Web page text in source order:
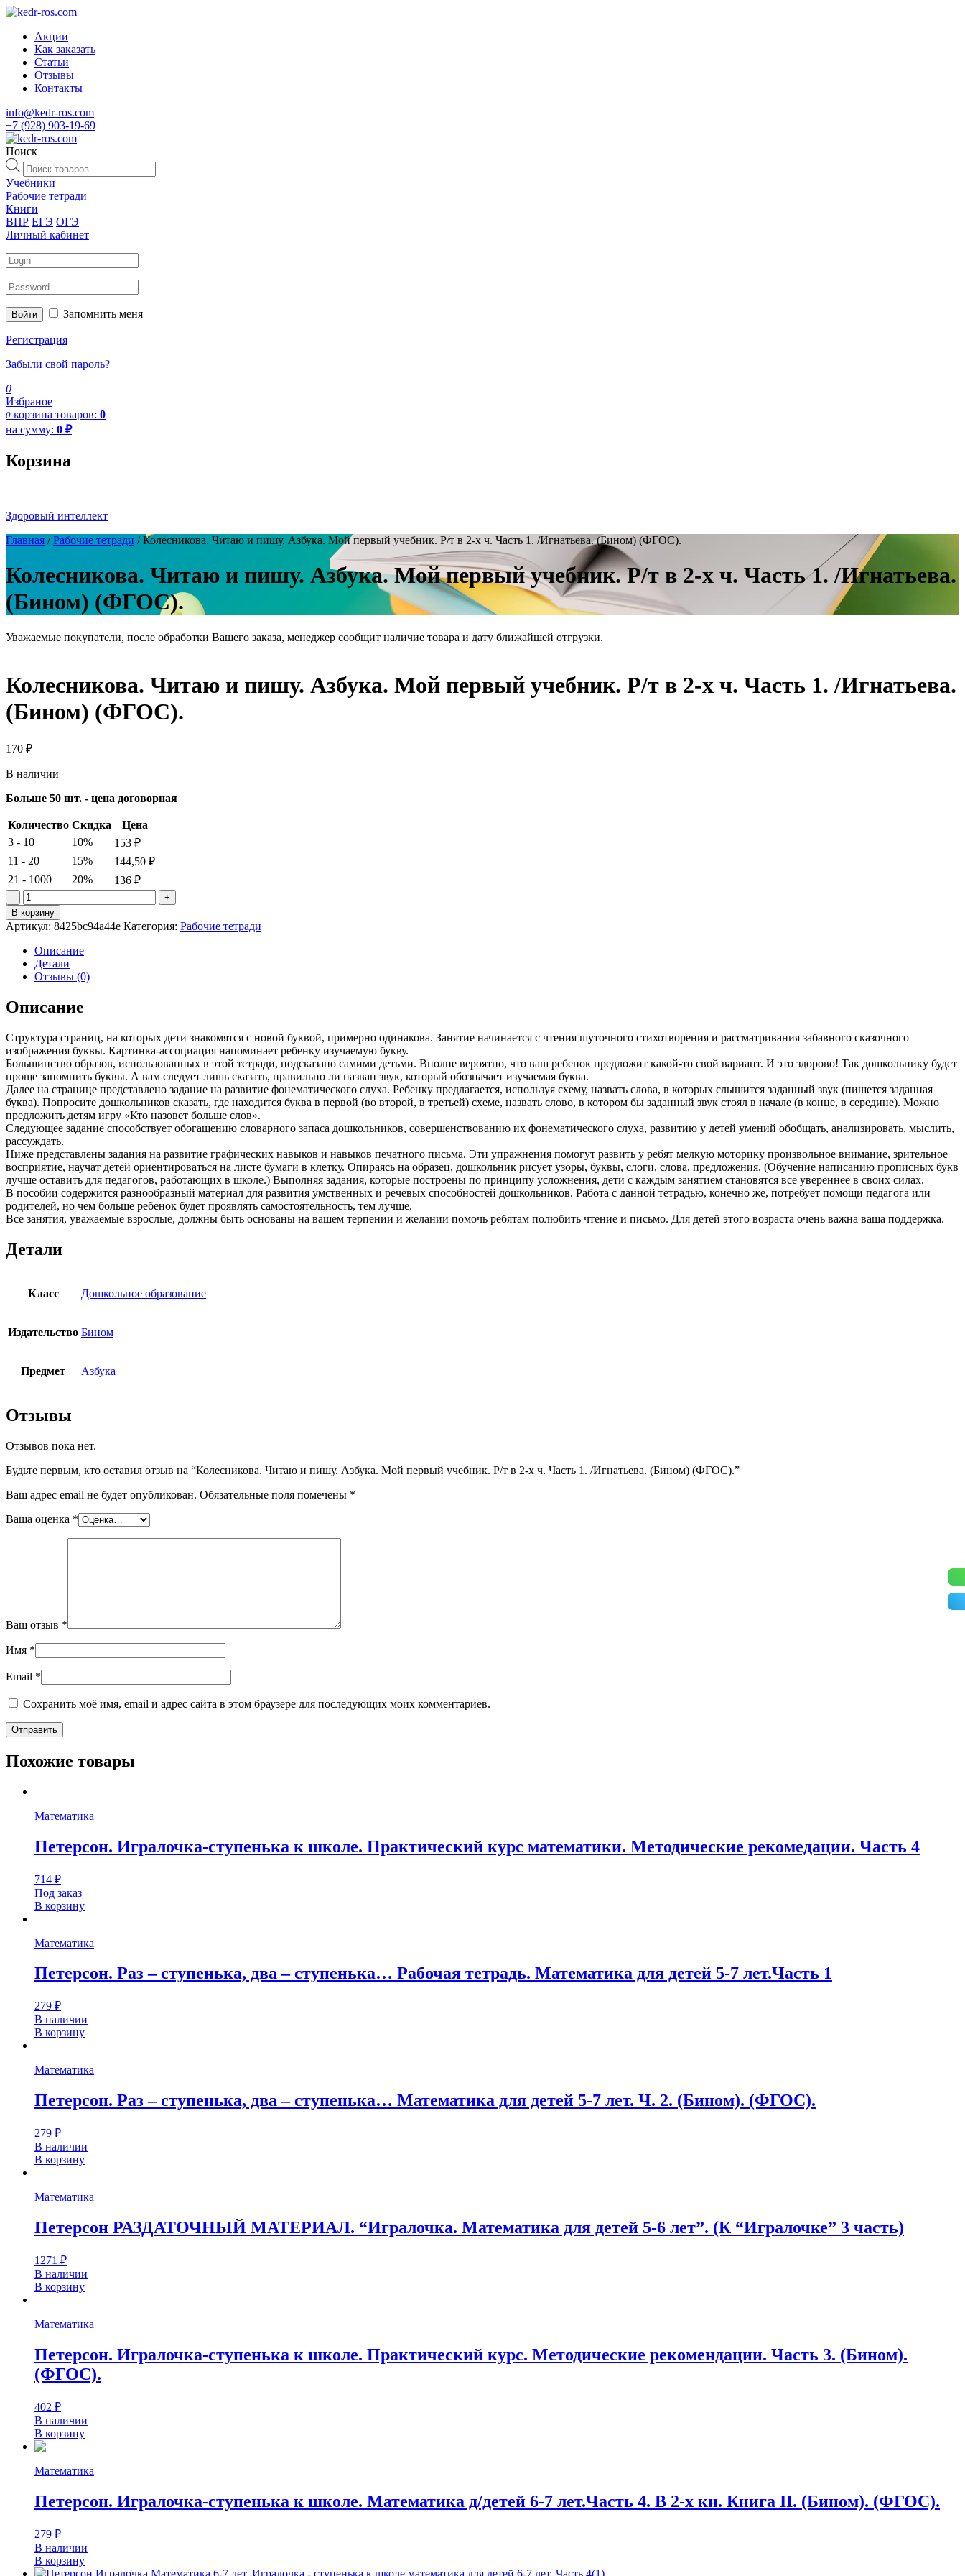
Акции
Как заказать
Статьи
Отзывы
Контакты
info@kedr-ros.com
+7 (928) 903-19-69
Поиск
Поиск
товаров
Учебники
Рабочие тетради
Книги
ВПР ЕГЭ ОГЭ
Личный кабинет
Войти Запомнить меня
Регистрация
Забыли свой пароль?
0
Избраное
0 корзина товаров: 0
на сумму: 0 ₽
Корзина
Здоровый интеллект
Главная /Рабочие тетради / Колесникова. Читаю и пишу. Азбука. Мой первый учебник. Р/т в 2-х ч. Часть 1. /Игнатьева. (Бином) (ФГОС).
Колесникова. Читаю и пишу. Азбука. Мой первый учебник. Р/т в 2-х ч. Часть 1. /Игнатьева.
(Бином) (ФГОС).
Уважаемые покупатели, после обработки Вашего заказа, менеджер сообщит наличие товара и дату ближайшей отгрузки.
Колесникова. Читаю и пишу. Азбука. Мой первый учебник. Р/т в 2-х ч. Часть 1. /Игнатьева.
(Бином) (ФГОС).
170 ₽
В наличии
Больше 50 шт. - цена договорная
Количество Скидка
Цена
3 - 10
10% 153 ₽
11 - 20
15% 144,50 ₽
21 - 1000
20% 136 ₽
Количество
товара
Колесникова.
Читаю
и
пишу.
Азбука.
учебник.
т
в
2-
х
ч.
Часть
1.
/
Игнатьева.
(Бином)
(ФГОС).
В корзину
Артикул: 8425bc94a44e Категория: Рабочие тетради
Описание
Детали
Отзывы (0)
Описание
Структура страниц, на которых дети знакомятся с новой буквой, примерно одинакова. Занятие начинается с чтения шуточного стихотворения и рассматривания забавного сказочного
изображения буквы. Картинка-ассоциация напоминает ребенку изучаемую букву.
Большинство образов, использованных в этой тетради, подсказано самими детьми. Вполне вероятно, что ваш ребенок предложит какой-то свой вариант. И это здорово! Так дошкольнику будет
проще запомнить буквы. А вам следует лишь сказать, правильно ли назван звук, который обозначает изучаемая буква.
Далее на странице представлено задание на развитие фонематического слуха. Ребенку предлагается, используя схему, назвать слова, в которых слышится заданный звук (пишется заданная
буква). Попросите дошкольников сказать, где находится буква в первой (во второй, в третьей) схеме, назвать слово, в котором бы заданный звук стоял в начале (в конце, в середине). Можно
предложить детям игру «Кто назовет больше слов».
Следующее задание способствует обогащению словарного запаса дошкольников, совершенствованию их фонематического слуха, развитию у детей умений обобщать, анализировать, мыслить,
рассуждать.
Ниже представлены задания на развитие графических навыков и навыков печатного письма. Эти упражнения помогут развить у ребят мелкую моторику произвольное внимание, зрительное
восприятие, научат детей ориентироваться на листе бумаги в клетку. Опираясь на образец, дошкольник рисует узоры, буквы, слоги, слова, предложения. (Обучение написанию прописных букв
лучше оставить для педагогов, работающих в школе.) Выполняя задания, которые построены по принципу усложнения, дети с каждым занятием становятся все увереннее в своих силах.
В пособии содержится разнообразный материал для развития умственных и речевых способностей дошкольников. Работа с данной тетрадью, конечно же, потребует помощи педагога или
родителей, но чем больше ребенок будет проявлять самостоятельность, тем лучше.
Все занятия, уважаемые взрослые, должны быть основаны на вашем терпении и желании помочь ребятам полюбить чтение и письмо. Для детей этого возраста очень важна ваша поддержка.
Детали
Класс Дошкольное образование
Издательство Бином
Предмет Азбука
Отзывы
Отзывов пока нет.
Будьте первым, кто оставил отзыв на “Колесникова. Читаю и пишу. Азбука. Мой первый учебник. Р/т в 2-х ч. Часть 1. /Игнатьева. (Бином) (ФГОС).”
Ваш адрес email не будет опубликован. Обязательные поля помечены *
Ваша оценка *
Ваш отзыв *
Имя *
Email *
Сохранить моё имя, email и адрес сайта в этом браузере для последующих моих комментариев.
Похожие товары
Математика
Петерсон. Игралочка-ступенька к школе. Практический курс математики. Методические рекомедации. Часть 4
714 ₽
Под заказ
В корзину
Математика
Петерсон. Раз – ступенька, два – ступенька… Рабочая тетрадь. Математика для детей 5-7 лет.Часть 1
279 ₽
В наличии
В корзину
Математика
Петерсон. Раз – ступенька, два – ступенька… Математика для детей 5-7 лет. Ч. 2. (Бином). (ФГОС).
279 ₽
В наличии
В корзину
Математика
Петерсон РАЗДАТОЧНЫЙ МАТЕРИАЛ. “Игралочка. Математика для детей 5-6 лет”. (К “Игралочке” 3 часть)
1271 ₽
В наличии
В корзину
Математика
Петерсон. Игралочка-ступенька к школе. Практический курс. Методические рекомендации. Часть 3. (Бином).
(ФГОС).
402 ₽
В наличии
В корзину
Математика
Петерсон. Игралочка-ступенька к школе. Математика д/детей 6-7 лет.Часть 4. В 2-х кн. Книга II. (Бином). (ФГОС).
279 ₽
В наличии
В корзину